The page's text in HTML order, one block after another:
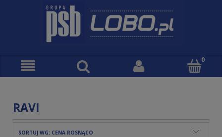
RAVI
SORTUJ WG: CENA ROSNĄCO